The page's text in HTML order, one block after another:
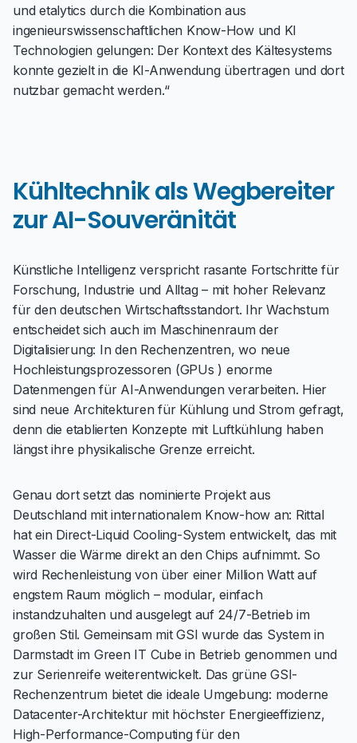
und etalytics durch die Kombination aus
ingenieurswissenschaftlichen Know-How und KI
Technologien gelungen: Der Kontext des Kältesystems
konnte gezielt in die KI-Anwendung übertragen und dort
nutzbar gemacht werden.“
Kühltechnik als Wegbereiter
zur AI-Souveränität
Künstliche Intelligenz verspricht rasante Fortschritte für
Forschung, Industrie und Alltag – mit hoher Relevanz
für den deutschen Wirtschaftsstandort. Ihr Wachstum
entscheidet sich auch im Maschinenraum der
Digitalisierung: In den Rechenzentren, wo neue
Hochleistungsprozessoren (GPUs ) enorme
Datenmengen für AI-Anwendungen verarbeiten. Hier
sind neue Architekturen für Kühlung und Strom gefragt,
denn die etablierten Konzepte mit Luftkühlung haben
längst ihre physikalische Grenze erreicht.
Genau dort setzt das nominierte Projekt aus
Deutschland mit internationalem Know-how an: Rittal
hat ein Direct-Liquid Cooling-System entwickelt, das mit
Wasser die Wärme direkt an den Chips aufnimmt. So
wird Rechenleistung von über einer Million Watt auf
engstem Raum möglich – modular, einfach
instandzuhalten und ausgelegt auf 24/7-Betrieb im
großen Stil. Gemeinsam mit GSI wurde das System in
Darmstadt im Green IT Cube in Betrieb genommen und
zur Serienreife weiterentwickelt. Das grüne GSI-
Rechenzentrum bietet die ideale Umgebung: moderne
Datacenter-Architektur mit höchster Energieeffizienz,
High-Performance-Computing für den